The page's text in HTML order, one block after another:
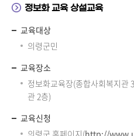
정보화 교육 상설교육
교육대상
의령군민
교육장소
정보화교육장(종합사회복지관
관 2층)
교육신청
의령군 홈페이지(http://